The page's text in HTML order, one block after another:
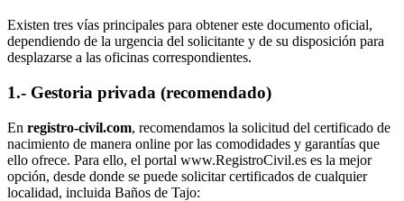
Existen tres vías principales para obtener este documento oficial,
dependiendo de la urgencia del solicitante y de su disposición para
desplazarse a las oficinas correspondientes.
1.- Gestoria privada (recomendado)
En registro-civil.com, recomendamos la solicitud del certificado de
nacimiento de manera online por las comodidades y garantías que
ello ofrece. Para ello, el portal www.RegistroCivil.es es la mejor
opción, desde donde se puede solicitar certificados de cualquier
localidad, incluida Baños de Tajo: